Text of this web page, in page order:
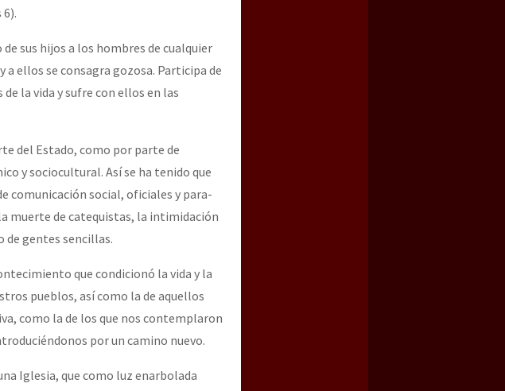
sus hijos a los hombres de cualquier
ellos se consagra gozosa. Participa de
la vida y sufre con ellos en las
del Estado, como por parte de
y sociocultural. Así se ha tenido que
comunicación social, oficiales y para-
muerte de catequistas, la intimidación
de gentes sencillas.
que condicionó la vida y la
pueblos, así como la de aquellos
como la de los que nos contemplaron
por un camino nuevo.
Iglesia, que como luz enarbolada